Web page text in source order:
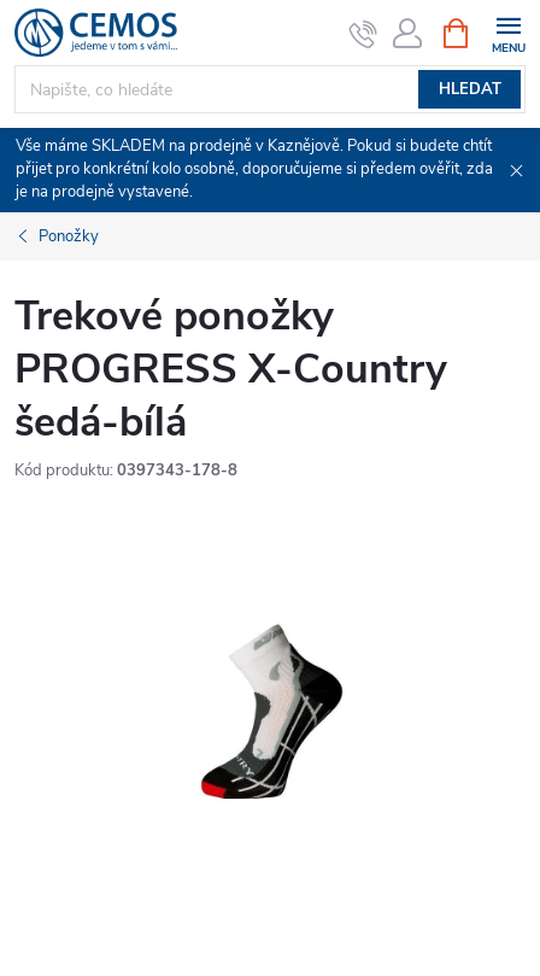
Přejít
na
obsah
HLEDAT
NÁKUPNÍ
KOŠÍK
Vše máme SKLADEM na prodejně v Kaznějově. Pokud si budete chtít
přijet pro konkrétní kolo osobně, doporučujeme si předem ověřit, zda
je na prodejně vystavené.
Ponožky
Trekové ponožky
PROGRESS X-Country
šedá-bílá
Kód produktu: 0397343-178-8